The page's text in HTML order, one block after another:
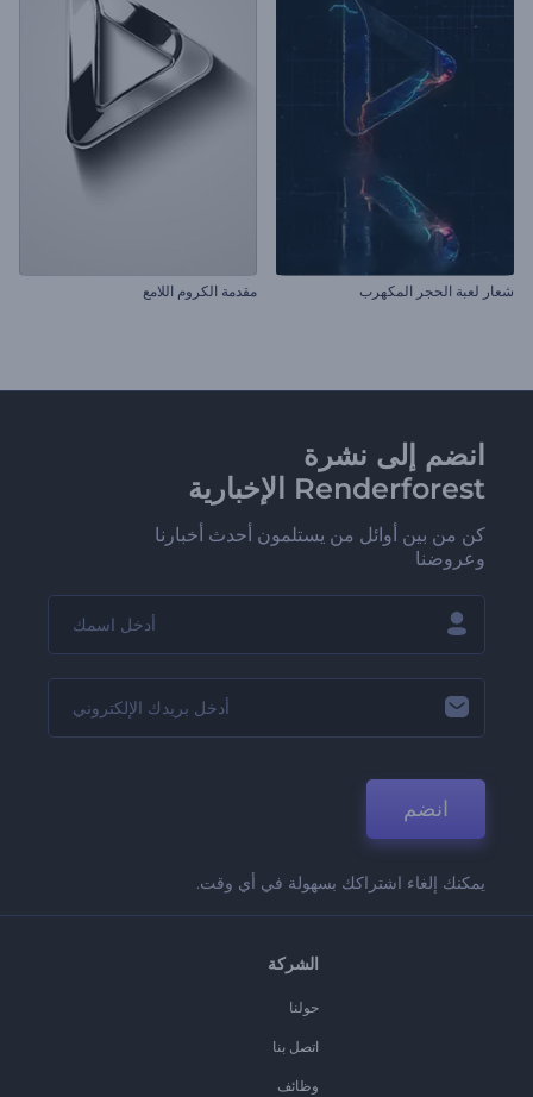
شعار لعبة الحجر المكهرب مقدمة الكروم اللامع
انضم إلى نشرة
Renderforest الإخبارية
كن من بين أوائل من يستلمون أحدث أخبارنا
وعروضنا
انضم
يمكنك إلغاء اشتراكك بسهولة في أي وقت.
الشركة
حولنا
اتصل بنا
وظائف